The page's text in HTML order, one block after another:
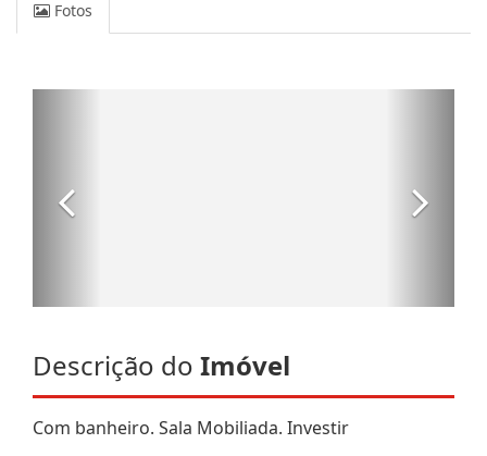
Fotos
Descrição do Imóvel
Com banheiro. Sala Mobiliada. Investir